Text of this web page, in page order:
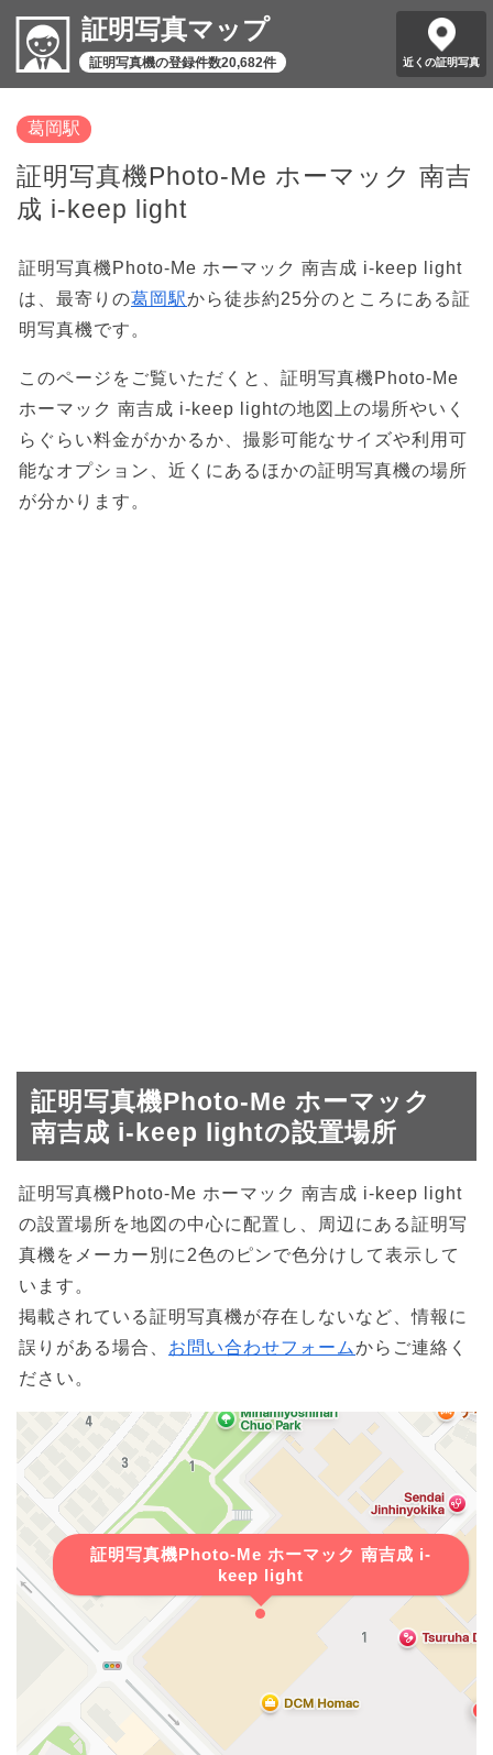
証明写真マップ
証明写真機の登録件数20,682件 近くの証明写真
葛岡駅
証明写真機Photo-Me ホーマック 南吉
成 i-keep light
証明写真機Photo-Me ホーマック 南吉成 i-keep light
は、最寄りの葛岡駅から徒歩約25分のところにある証
明写真機です。
このページをご覧いただくと、証明写真機Photo-Me
ホーマック 南吉成 i-keep lightの地図上の場所やいく
らぐらい料金がかかるか、撮影可能なサイズや利用可
能なオプション、近くにあるほかの証明写真機の場所
が分かります。
証明写真機Photo-Me ホーマック
南吉成 i-keep lightの設置場所
証明写真機Photo-Me ホーマック 南吉成 i-keep light
の設置場所を地図の中心に配置し、周辺にある証明写
真機をメーカー別に2色のピンで色分けして表示して
います。
掲載されている証明写真機が存在しないなど、情報に
誤りがある場合、 お問い合わせフォームからご連絡く
ださい。
証明写真機Photo-Me ホーマック 南吉成 i-
keep light